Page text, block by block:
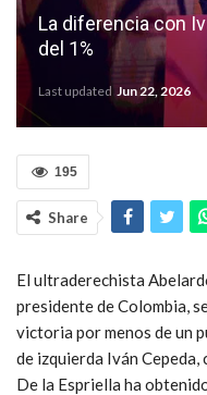
La diferencia con
del 1%
Last updated Jun 22, 2026
195
Share
El ultraderechista
presidente de Colombia,
victoria por menos de un
de izquierda Iván Cepeda,
De la Espriella ha